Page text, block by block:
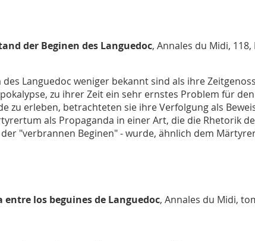
der Beginen des Languedoc, Annales du Midi,
Languedoc weniger bekannt sind als ihre
zu ihrer Zeit ein sehr ernstes Problem für den
zu erleben, betrachteten sie ihre Verfolgung als
als Propaganda in einer Art, die die Rhetorik
"verbrannen Beginen" - wurde, ähnlich dem
entre los beguines de Languedoc, Annales du Midi,